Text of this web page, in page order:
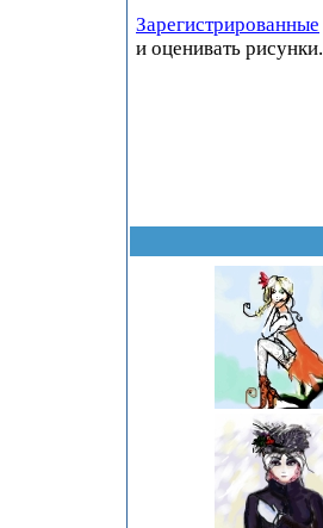
Зарегистрированные
и оценивать рисунки.